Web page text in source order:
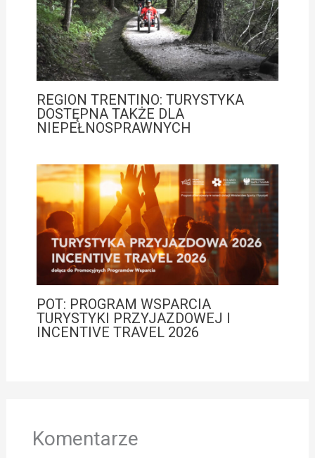
REGION TRENTINO: TURYSTYKA
DOSTĘPNA TAKŻE DLA
NIEPEŁNOSPRAWNYCH
POT: PROGRAM WSPARCIA
TURYSTYKI PRZYJAZDOWEJ I
INCENTIVE TRAVEL 2026
Komentarze